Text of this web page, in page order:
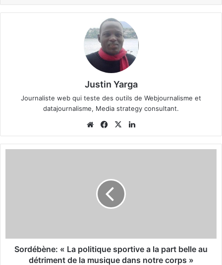
Justin Yarga
Journaliste web qui teste des outils de Webjournalisme et
datajournalisme, Media strategy consultant.
We
bsi
te
Fa
ce
bo
X
ke
din
e
Sordébène: « La politique sportive a la part belle au
détriment de la musique dans notre corps »